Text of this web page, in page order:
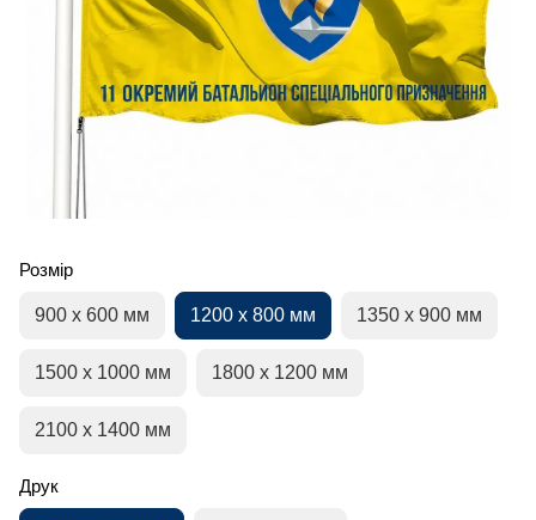
Розмір
900 х 600 мм 1200 х 800 мм 1350 х 900 мм
1500 х 1000 мм 1800 х 1200 мм
2100 х 1400 мм
Друк